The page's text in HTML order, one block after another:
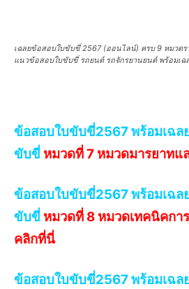
เฉลยข้อสอบใบขับขี่ 2567 (ออนไลน์) ครบ 9 หมวดร
แนวข้อสอบใบขับขี่ รถยนต์ รถจักรยานยนต์ พร้อมเฉ
ข้อสอบใบขับขี่2567 พร้อมเฉล
ขับขี่ หมวดที่ 7 หมวดมารยาทแ
ข้อสอบใบขับขี่2567 พร้อมเฉล
ขับขี่ หมวดที่ 8 หมวดเทคนิคกา
คลิกที่นี่
ข้อสอบใบขับขี่2567 พร้อมเฉล